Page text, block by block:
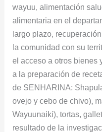
wayuu, alimentación
alimentaria en el
largo plazo,
la comunidad con su
el acceso a otros bienes
a la preparación de
de SENHARINA:
ovejo y cebo de chivo),
Wayuunaiki), tortas,
resultado de la